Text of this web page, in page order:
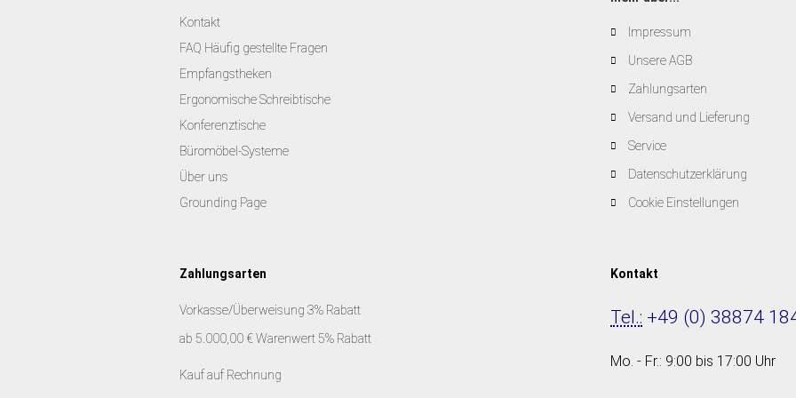
Kontakt
FAQ Häufig gestellte Fragen
Empfangstheken
Ergonomische Schreibtische
Konferenztische
Büromöbel-Systeme
Über uns
Grounding Page
Impressum
Unsere AGB
Zahlungsarten
Versand und Lieferung
Service
Datenschutzerklärung
Cookie Einstellungen
Zahlungsarten
Vorkasse/Überweisung 3% Rabatt
ab 5.000,00 € Warenwert 5% Rabatt
Kauf auf Rechnung
Kontakt
Tel.: +49 (0) 38874
Mo. - Fr.: 9:00 bis 17:00 Uhr